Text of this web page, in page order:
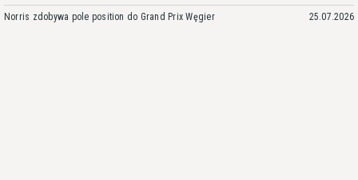
Norris zdobywa pole position do Grand Prix Węgier 25.07.2026